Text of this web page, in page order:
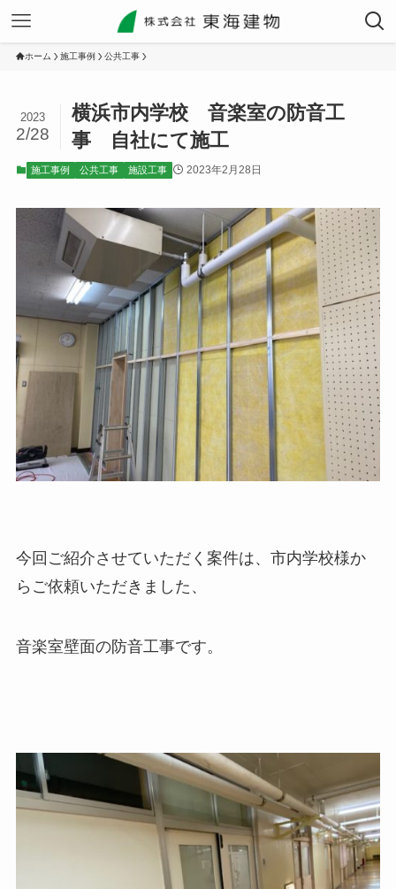
ホーム 施工事例 公共工事
横浜市内学校 音楽室の防音工
事 自社にて施工
2023
2/28
施工事例 公共工事 施設工事 2023年2月28日
今回ご紹介させていただく案件は、市内学校様か
らご依頼いただきました、
音楽室壁面の防音工事です。